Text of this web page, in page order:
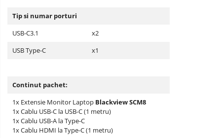
Tip si numar porturi
USB-C3.1
x2
USB Type-C
x1
Continut pachet:
1x Extensie Monitor Laptop Blackview SCM8
1x Cablu USB-C la USB-C (1 metru)
1x Cablu USB-A la Type-C
1x Cablu HDMI la Type-C (1 metru)